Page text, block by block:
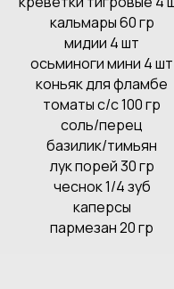
кальмары 60 гр
мидии 4 шт
осьминоги мини 4 шт
коньяк для фламбе
томаты с/с 100 гр
соль/перец
базилик/тимьян
лук порей 30 гр
чеснок 1/4 зуб
каперсы
пармезан 20 гр